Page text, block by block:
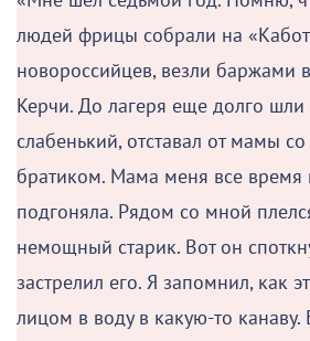
людей фрицы собрали на
новороссийцев, везли баржами
Керчи. До лагеря еще долго шли
слабенький, отставал от мамы
братиком. Мама меня все время
подгоняла. Рядом со мной
немощный старик. Вот он
застрелил его. Я запомнил, как
лицом в воду в какую-то канаву.